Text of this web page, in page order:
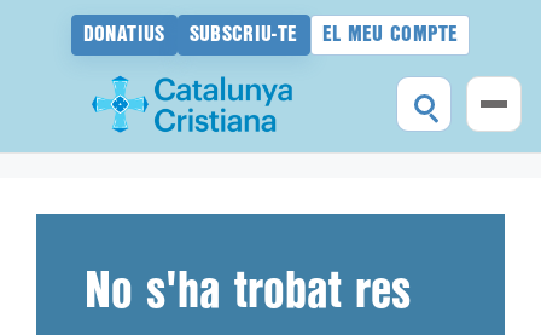
DONATIUS SUBSCRIU-TE EL MEU COMPTE
No s'ha trobat res